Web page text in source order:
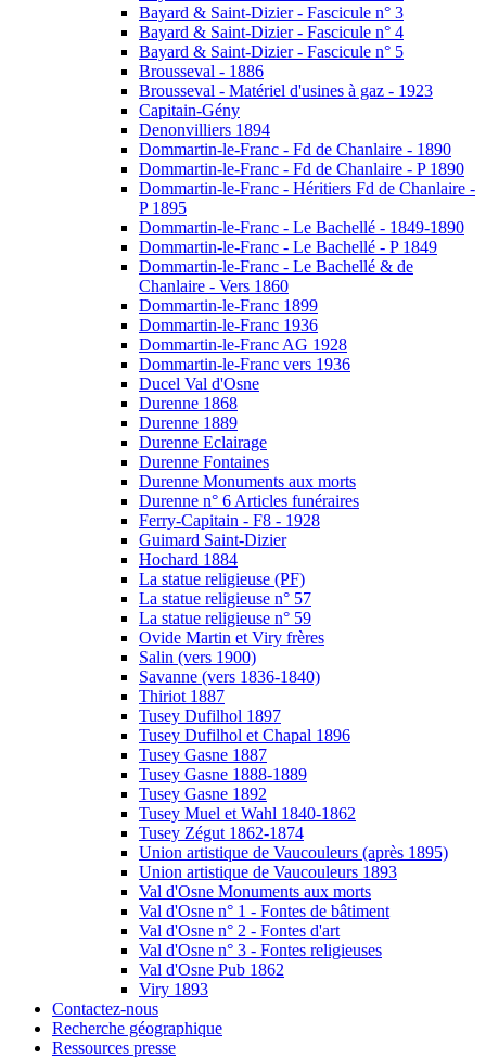
Bayard & Saint-Dizier - Fascicule n° 3
Bayard & Saint-Dizier - Fascicule n° 4
Bayard & Saint-Dizier - Fascicule n° 5
Brousseval - 1886
Brousseval - Matériel d'usines à gaz - 1923
Capitain-Gény
Denonvilliers 1894
Dommartin-le-Franc - Fd de Chanlaire - 1890
Dommartin-le-Franc - Fd de Chanlaire - P 1890
Dommartin-le-Franc - Héritiers Fd de Chanlaire -
P 1895
Dommartin-le-Franc - Le Bachellé - 1849-1890
Dommartin-le-Franc - Le Bachellé - P 1849
Dommartin-le-Franc - Le Bachellé & de
Chanlaire - Vers 1860
Dommartin-le-Franc 1899
Dommartin-le-Franc 1936
Dommartin-le-Franc AG 1928
Dommartin-le-Franc vers 1936
Ducel Val d'Osne
Durenne 1868
Durenne 1889
Durenne Eclairage
Durenne Fontaines
Durenne Monuments aux morts
Durenne n° 6 Articles funéraires
Ferry-Capitain - F8 - 1928
Guimard Saint-Dizier
Hochard 1884
La statue religieuse (PF)
La statue religieuse n° 57
La statue religieuse n° 59
Ovide Martin et Viry frères
Salin (vers 1900)
Savanne (vers 1836-1840)
Thiriot 1887
Tusey Dufilhol 1897
Tusey Dufilhol et Chapal 1896
Tusey Gasne 1887
Tusey Gasne 1888-1889
Tusey Gasne 1892
Tusey Muel et Wahl 1840-1862
Tusey Zégut 1862-1874
Union artistique de Vaucouleurs (après 1895)
Union artistique de Vaucouleurs 1893
Val d'Osne Monuments aux morts
Val d'Osne n° 1 - Fontes de bâtiment
Val d'Osne n° 2 - Fontes d'art
Val d'Osne n° 3 - Fontes religieuses
Val d'Osne Pub 1862
Viry 1893
Contactez-nous
Recherche géographique
Ressources presse